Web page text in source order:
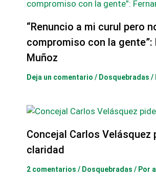
“Renuncio a mi curul pero
compromiso con la gente”:
Muñoz
Deja un comentario / Dosquebradas /
Concejal Carlos Velásquez
claridad
2 comentarios / Dosquebradas / Por